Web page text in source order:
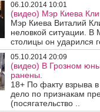
06.10.2014 10:01
(видео) Мэр Киева
Мэр Киева Виталий
неловкой ситуации. В
столицы он ударился
05.10.2014 20:09
(видео) В Грозном
ранены.
18+ По факту взрыва
дело по признакам
(посягательство ..